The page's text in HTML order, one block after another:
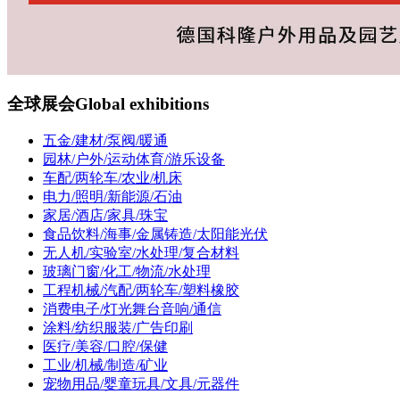
全球展会Global exhibitions
五金/建材/泵阀/暖通
园林/户外/运动体育/游乐设备
车配/两轮车/农业/机床
电力/照明/新能源/石油
家居/酒店/家具/珠宝
食品饮料/海事/金属铸造/太阳能光伏
无人机/实验室/水处理/复合材料
玻璃门窗/化工/物流/水处理
工程机械/汽配/两轮车/塑料橡胶
消费电子/灯光舞台音响/通信
涂料/纺织服装/广告印刷
医疗/美容/口腔/保健
工业/机械/制造/矿业
宠物用品/婴童玩具/文具/元器件